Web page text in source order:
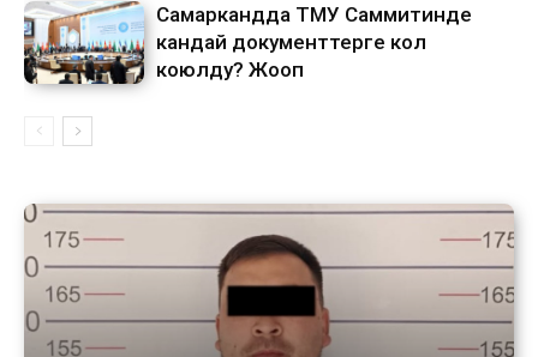
Самаркандда ТМУ Саммитинде
кандай документтерге кол
коюлду? Жооп